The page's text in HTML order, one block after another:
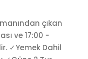
çıkan
ve 17:00 -
✓Yemek Dahil